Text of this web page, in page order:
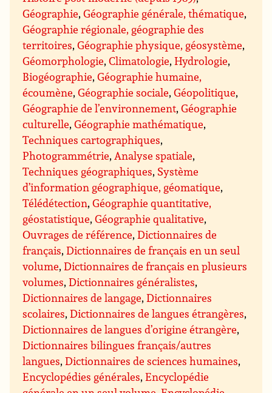
Géographie,Géographie générale, thématique,
Géographie régionale, géographie des
territoires,Géographie physique, géosystème,
Géomorphologie,Climatologie,Hydrologie,
Biogéographie,Géographie humaine,
écoumène,Géographie sociale,Géopolitique,
Géographie de l’environnement,Géographie
culturelle,Géographie mathématique,
Techniques cartographiques,
Photogrammétrie, Analyse spatiale,
Techniques géographiques, Système
d’information géographique, géomatique,
Télédétection,Géographie quantitative,
géostatistique,Géographie qualitative,
Ouvrages de référence,Dictionnaires de
français,Dictionnaires de français en un seul
volume,Dictionnaires de français en plusieurs
volumes,Dictionnaires généralistes,
Dictionnaires de langage,Dictionnaires
scolaires,Dictionnaires de langues étrangères,
Dictionnaires de langues d’origine étrangère,
Dictionnaires bilingues français/autres
langues,Dictionnaires de sciences humaines,
Encyclopédies générales,Encyclopédie